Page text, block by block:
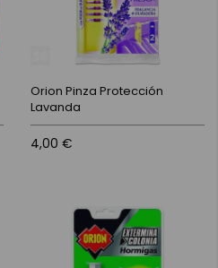
Orion Pinza Protección
Lavanda
4,00 €